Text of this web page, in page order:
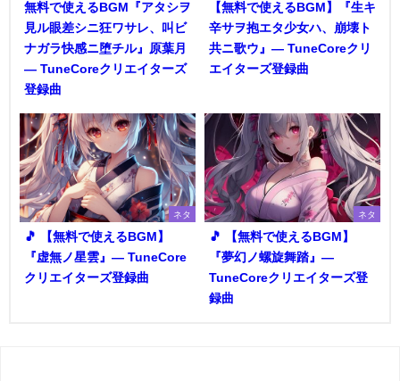
無料で使えるBGM『アタシヲ
見ル眼差シニ狂ワサレ、叫ビ
ナガラ快感ニ堕チル』原葉月
― TuneCoreクリエイターズ
登録曲
【無料で使えるBGM】『生キ
辛サヲ抱エタ少女ハ、崩壊ト
共ニ歌ウ』― TuneCoreクリ
エイターズ登録曲
ネタ
🎵 【無料で使えるBGM】
『虚無ノ星雲』― TuneCore
クリエイターズ登録曲
ネタ
🎵 【無料で使えるBGM】
『夢幻ノ螺旋舞踏』―
TuneCoreクリエイターズ登
録曲